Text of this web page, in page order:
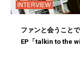
INTERVIEW
ファンと会うこと
EP「talkin to the